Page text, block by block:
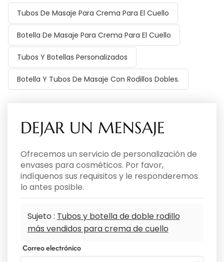
Tubos De Masaje Para Crema Para El Cuello
Botella De Masaje Para Crema Para El Cuello
Tubos Y Botellas Personalizados
Botella Y Tubos De Masaje Con Rodillos Dobles.
DEJAR UN MENSAJE
Ofrecemos un servicio de personalización de
envases para cosméticos. Por favor,
indíquenos sus requisitos y le responderemos
lo antes posible.
Sujeto : Tubos y botella de doble rodillo
más vendidos para crema de cuello
Correo electrónico